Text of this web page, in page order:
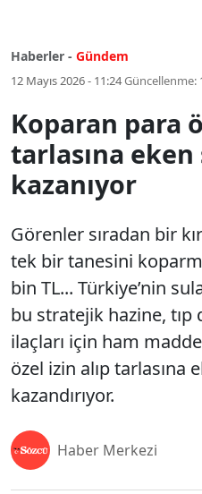
Haberler - Gündem
12 Mayıs 2026 - 11:24Güncellenme:
Koparan para
tarlasına
kazanıyor
Görenler sıradan bir
tek bir tanesini
bin TL... Türkiye’nin
bu stratejik hazine, tıp
ilaçları için ham
özel izin alıp tarlasına
kazandırıyor.
Haber Merkezi